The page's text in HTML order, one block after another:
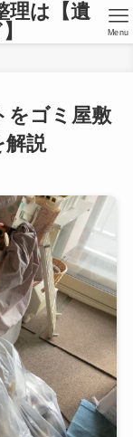
理は【遺
Menu
をゴミ屋敷
解説